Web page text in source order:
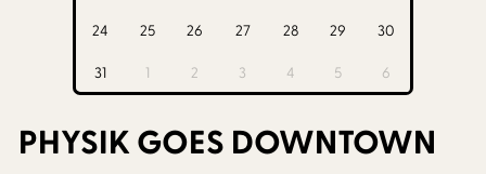
24 25 26 27 28 29 30
31 1 2 3 4 5 6
PHYSIK GOES DOWNTOWN